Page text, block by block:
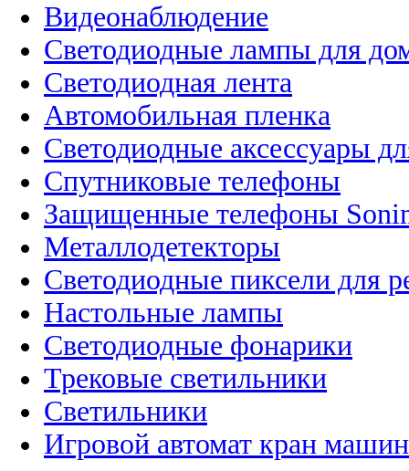
Видеонаблюдение
Светодиодные лампы для
Светодиодная лента
Автомобильная пленка
Светодиодные аксессуары
Спутниковые телефоны
Защищенные телефоны
Металлодетекторы
Светодиодные пиксели для
Настольные лампы
Светодиодные фонарики
Трековые светильники
Светильники
Игровой автомат кран